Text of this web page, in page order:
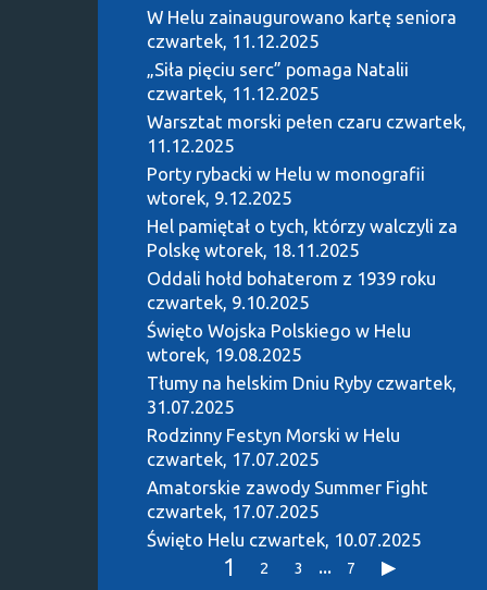
W Helu zainaugurowano kartę seniora
czwartek, 11.12.2025
„Siła pięciu serc” pomaga Natalii
czwartek, 11.12.2025
Warsztat morski pełen czaru czwartek,
11.12.2025
Porty rybacki w Helu w monografii
wtorek, 9.12.2025
Hel pamiętał o tych, którzy walczyli za
Polskę wtorek, 18.11.2025
Oddali hołd bohaterom z 1939 roku
czwartek, 9.10.2025
Święto Wojska Polskiego w Helu
wtorek, 19.08.2025
Tłumy na helskim Dniu Ryby czwartek,
31.07.2025
Rodzinny Festyn Morski w Helu
czwartek, 17.07.2025
Amatorskie zawody Summer Fight
czwartek, 17.07.2025
Święto Helu czwartek, 10.07.2025
1 2 3 ... 7